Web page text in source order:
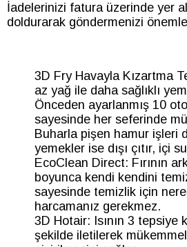
İadelerinizi fatura üzerinde yer
doldurarak göndermenizi
3D Fry Havayla Kızartma
az yağ ile daha sağlıklı
Önceden ayarlanmış 10
sayesinde her seferinde
Buharla pişen hamur işleri
yemekler ise dışı çıtır, içi
EcoClean Direct: Fırının
boyunca kendi kendini
sayesinde temizlik için
harcamanız gerekmez.
3D Hotair: Isının 3 tepsiye
şekilde iletilerek